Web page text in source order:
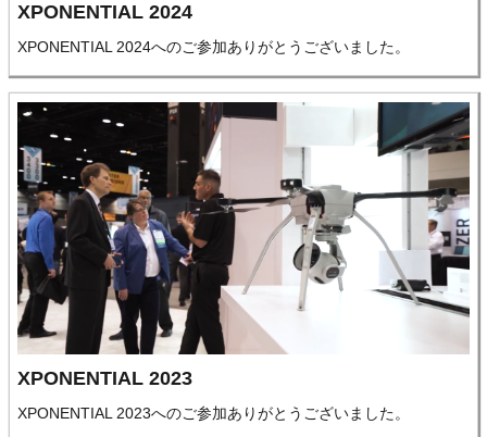
XPONENTIAL 2024
XPONENTIAL 2024へのご参加ありがとうございました。
XPONENTIAL 2023
XPONENTIAL 2023へのご参加ありがとうございました。